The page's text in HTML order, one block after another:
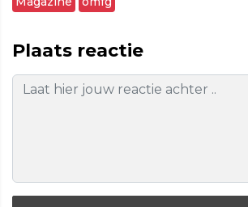
Plaats reactie